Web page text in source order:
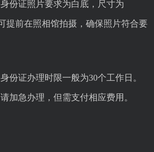
份证照片要求为白底，尺寸为
提前在照相馆拍摄，确保照片符合要
份证办理时限一般为30个工作日。
加急办理，但需支付相应费用。